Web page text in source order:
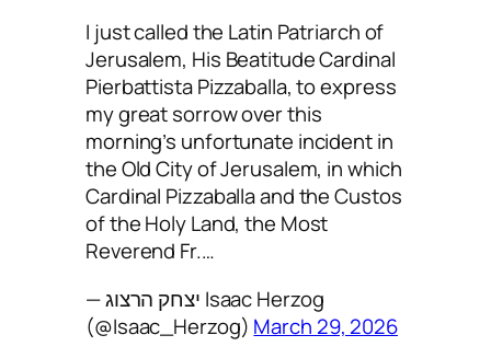
I just called the Latin Patriarch of
Jerusalem, His Beatitude Cardinal
Pierbattista Pizzaballa, to express
my great sorrow over this
morning’s unfortunate incident in
the Old City of Jerusalem, in which
Cardinal Pizzaballa and the Custos
of the Holy Land, the Most
Reverend Fr.…
— יצחק הרצוג Isaac Herzog
(@Isaac_Herzog) March 29, 2026